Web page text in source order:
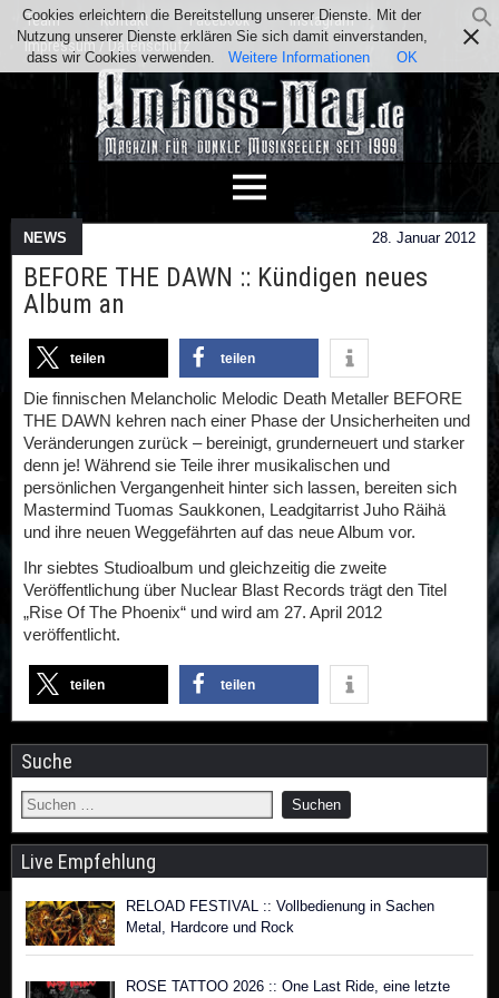
Team Kontakt Facebook
Instagram
Impressum / Datenschutz
NEWS 28. Januar 2012
BEFORE THE DAWN :: Kündigen neues
Album an
teilen teilen
Die finnischen Melancholic Melodic Death Metaller BEFORE
THE DAWN kehren nach einer Phase der Unsicherheiten und
Veränderungen zurück – bereinigt, grunderneuert und starker
denn je! Während sie Teile ihrer musikalischen und
persönlichen Vergangenheit hinter sich lassen, bereiten sich
Mastermind Tuomas Saukkonen, Leadgitarrist Juho Räihä
und ihre neuen Weggefährten auf das neue Album vor.
Ihr siebtes Studioalbum und gleichzeitig die zweite
Veröffentlichung über Nuclear Blast Records trägt den Titel
„Rise Of The Phoenix“ und wird am 27. April 2012
veröffentlicht.
teilen teilen
Suche
Live Empfehlung
RELOAD FESTIVAL :: Vollbedienung in Sachen
Metal, Hardcore und Rock
ROSE TATTOO 2026 :: One Last Ride, eine letzte
Cookies erleichtern die Bereitstellung unserer Dienste. Mit der
Nutzung unserer Dienste erklären Sie sich damit einverstanden,
dass wir Cookies verwenden.
Weitere Informationen OK